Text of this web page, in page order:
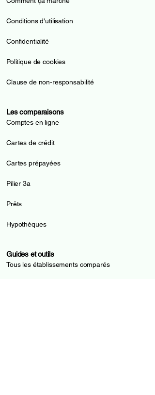
Conditions d'utilisation
Confidentialité
Politique de cookies
Clause de non-responsabilité
Les comparaisons
Comptes en ligne
Cartes de crédit
Cartes prépayées
Pilier 3a
Prêts
Hypothèques
Guides et outils
Tous les établissements comparés